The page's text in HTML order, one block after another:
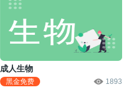
成人生物
黑金免费 1893